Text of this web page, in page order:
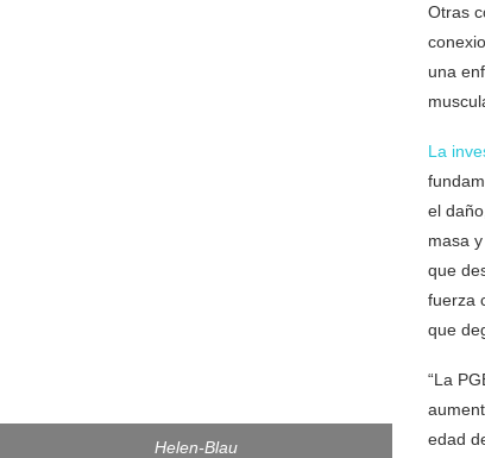
Helen-Blau
Otras
una
La
el
masa
que
fuerza
que
“La
edad